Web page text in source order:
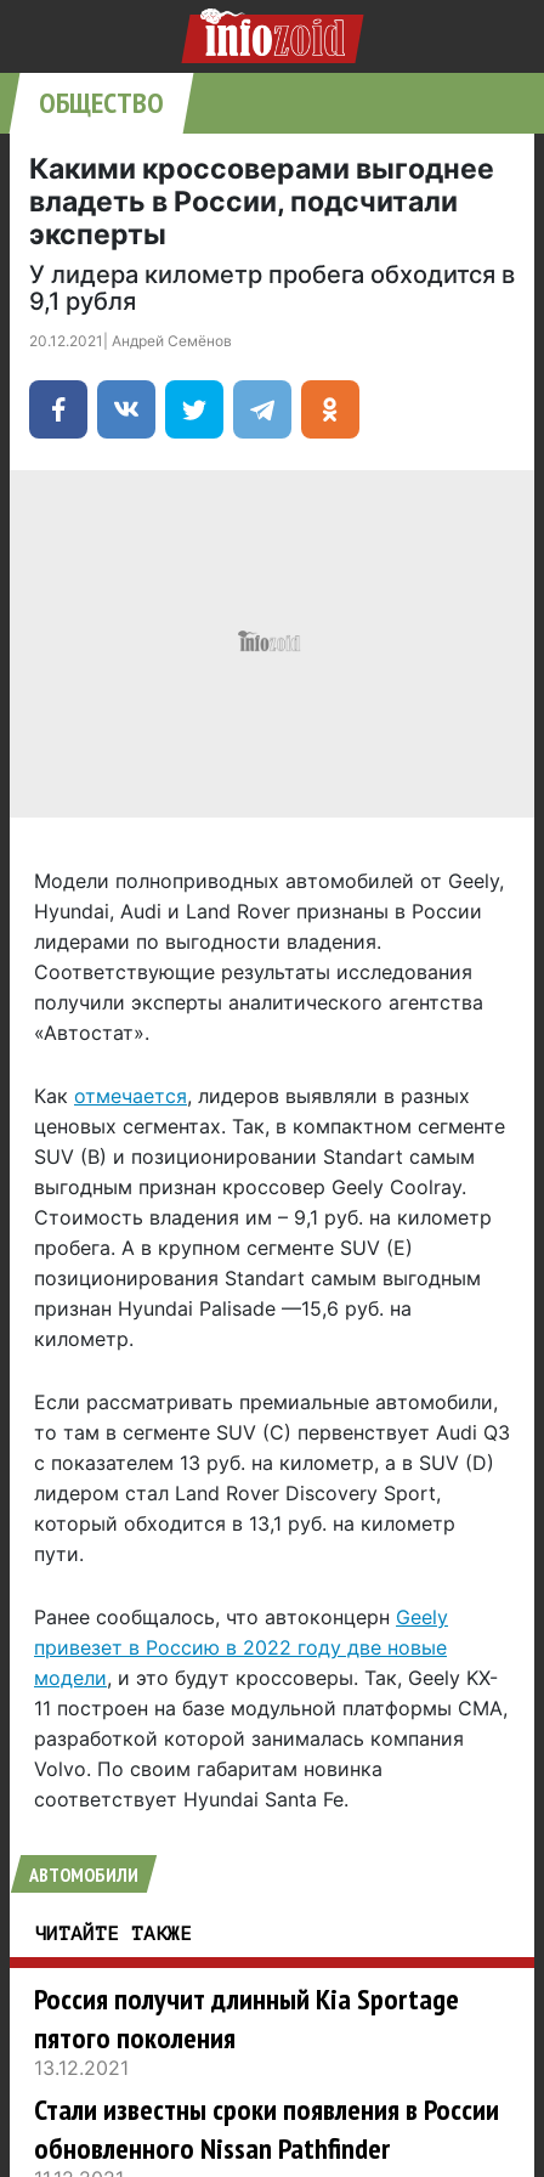
ОБЩЕСТВО
Какими кроссоверами выгоднее
владеть в России, подсчитали
эксперты
У лидера километр пробега обходится в
9,1 рубля
20.12.2021 Андрей Семёнов
Модели полноприводных автомобилей от Geely,
Hyundai, Audi и Land Rover признаны в России
лидерами по выгодности владения.
Соответствующие результаты исследования
получили эксперты аналитического агентства
«Автостат».
Как отмечается, лидеров выявляли в разных
ценовых сегментах. Так, в компактном сегменте
SUV (B) и позиционировании Standart самым
выгодным признан кроссовер Geely Coolray.
Стоимость владения им – 9,1 руб. на километр
пробега. А в крупном сегменте SUV (E)
позиционирования Standart самым выгодным
признан Hyundai Palisade —15,6 руб. на
километр.
Если рассматривать премиальные автомобили,
то там в сегменте SUV (C) первенствует Audi Q3
с показателем 13 руб. на километр, а в SUV (D)
лидером стал Land Rover Discovery Sport,
который обходится в 13,1 руб. на километр
пути.
Ранее сообщалось, что автоконцерн Geely
привезет в Россию в 2022 году две новые
модели, и это будут кроссоверы. Так, Geely KX-
11 построен на базе модульной платформы CMA,
разработкой которой занималась компания
Volvo. По своим габаритам новинка
соответствует Hyundai Santa Fe.
АВТОМОБИЛИ
ЧИТАЙТЕ ТАКЖЕ
Россия получит длинный Kia Sportage
пятого поколения
13.12.2021
Стали известны сроки появления в России
обновленного Nissan Pathfinder